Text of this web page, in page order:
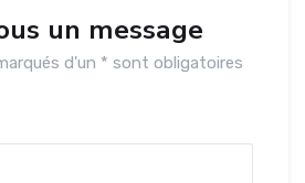
un message
d'un * sont obligatoires